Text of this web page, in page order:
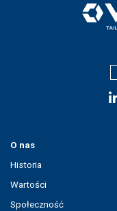
O nas
Historia
Wartości
Społeczność